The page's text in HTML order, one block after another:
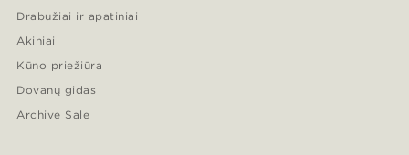
Drabužiai ir apatiniai
Akiniai
Kūno priežiūra
Dovanų gidas
Archive Sale